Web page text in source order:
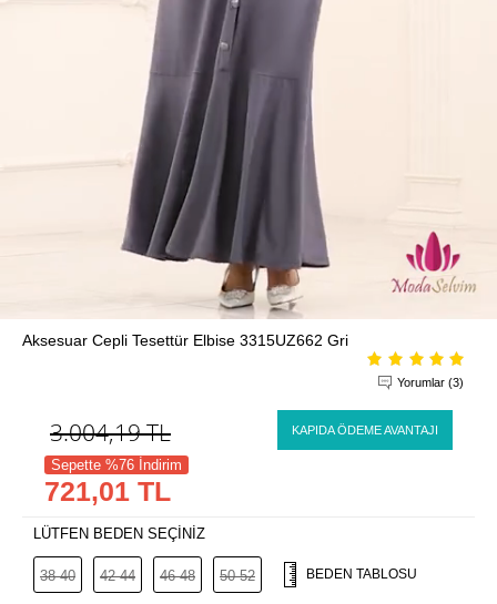
Aksesuar Cepli Tesettür Elbise 3315UZ662 Gri
Yorumlar (3)
3.004,19TL KAPIDA ÖDEME AVANTAJI
Sepette %76 İndirim
721,01 TL
LÜTFEN BEDEN SEÇİNİZ
38-40 42-44 46-48 50-52 BEDEN TABLOSU